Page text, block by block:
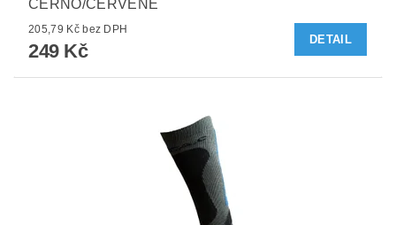
ČERNO/ČERVENÉ
205,79 Kč bez DPH
249 Kč
DETAIL